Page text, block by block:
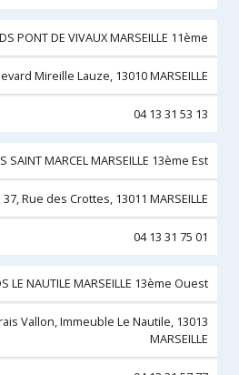
PONT DE VIVAUX MARSEILLE 11ème
Mireille Lauze, 13010 MARSEILLE
04 13 31 53 13
SAINT MARCEL MARSEILLE 13ème Est
37, Rue des Crottes, 13011 MARSEILLE
04 13 31 75 01
LE NAUTILE MARSEILLE 13ème Ouest
Vallon, Immeuble Le Nautile, 13013
MARSEILLE